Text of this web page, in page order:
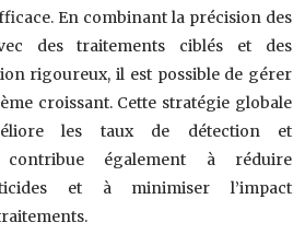
En combinant la précision des
des traitements ciblés et des
rigoureux, il est possible de gérer
croissant. Cette stratégie globale
les taux de détection et
contribue également à réduire
et à minimiser l’impact